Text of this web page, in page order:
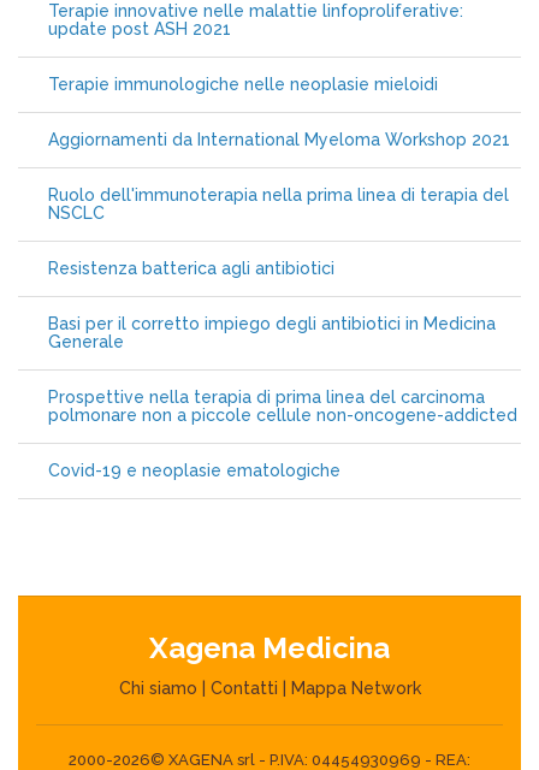
Terapie innovative nelle malattie linfoproliferative:
update post ASH 2021
Terapie immunologiche nelle neoplasie mieloidi
Aggiornamenti da International Myeloma Workshop 2021
Ruolo dell'immunoterapia nella prima linea di terapia del
NSCLC
Resistenza batterica agli antibiotici
Basi per il corretto impiego degli antibiotici in Medicina
Generale
Prospettive nella terapia di prima linea del carcinoma
polmonare non a piccole cellule non-oncogene-addicted
Covid-19 e neoplasie ematologiche
Xagena Medicina
Chi siamo Contatti Mappa Network
2000-2026© XAGENA srl - P.IVA: 04454930969 - REA: